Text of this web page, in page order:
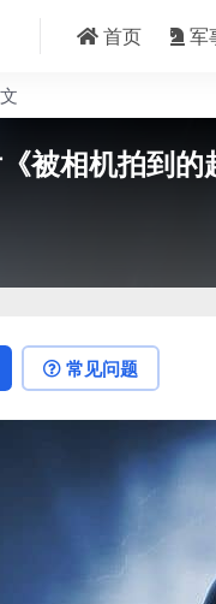
首页 军
被相机拍到
常见问题